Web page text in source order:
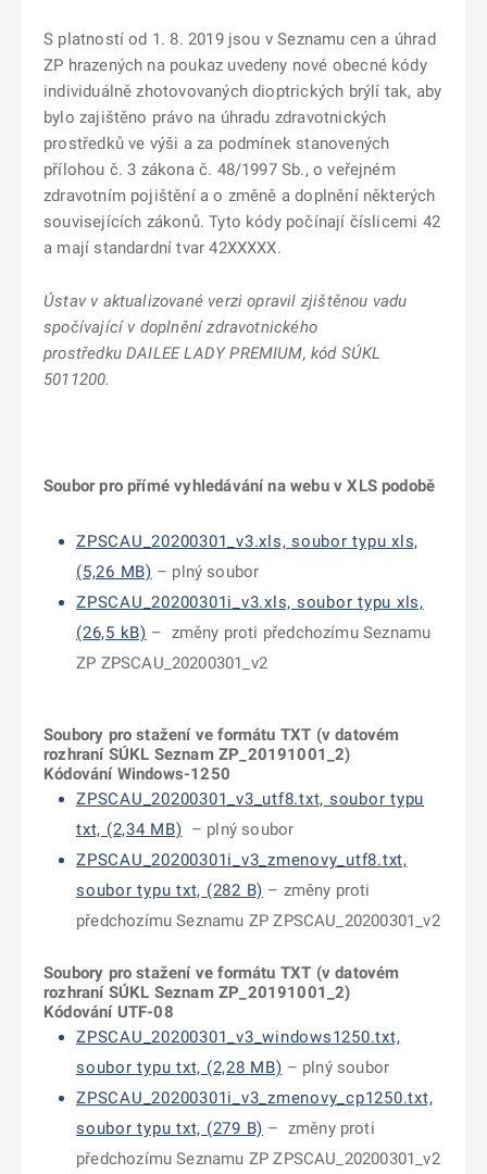
S platností od 1. 8. 2019 jsou v Seznamu cen a úhrad
ZP hrazených na poukaz uvedeny nové obecné kódy
individuálně zhotovovaných dioptrických brýlí tak, aby
bylo zajištěno právo na úhradu zdravotnických
prostředků ve výši a za podmínek stanovených
přílohou č. 3 zákona č. 48/1997 Sb., o veřejném
zdravotním pojištění a o změně a doplnění některých
souvisejících zákonů. Tyto kódy počínají číslicemi 42
a mají standardní tvar 42XXXXX.
Ústav v aktualizované verzi opravil zjištěnou vadu
spočívající v doplnění zdravotnického
prostředkuDAILEE LADY PREMIUM, kód SÚKL
5011200.
Soubor pro přímé vyhledávání na webu v XLS podobě
ZPSCAU_20200301_v3.xls, soubor typu xls,
(5,26 MB) – plný soubor
ZPSCAU_20200301i_v3.xls, soubor typu xls,
(26,5 kB) – změny proti předchozímu Seznamu
ZP ZPSCAU_20200301_v2
Soubory pro stažení ve formátu TXT (v datovém
rozhraní SÚKL Seznam ZP_20191001_2)
Kódování Windows-1250
ZPSCAU_20200301_v3_utf8.txt, soubor typu
txt, (2,34 MB) – plný soubor
ZPSCAU_20200301i_v3_zmenovy_utf8.txt,
soubor typu txt, (282 B) – změny proti
předchozímu Seznamu ZP ZPSCAU_20200301_v2
Soubory pro stažení ve formátu TXT (v datovém
rozhraní SÚKL Seznam ZP_20191001_2)
Kódování UTF-08
ZPSCAU_20200301_v3_windows1250.txt,
soubor typu txt, (2,28 MB) – plný soubor
ZPSCAU_20200301i_v3_zmenovy_cp1250.txt,
soubor typu txt, (279 B) – změny proti
předchozímu Seznamu ZP ZPSCAU_20200301_v2